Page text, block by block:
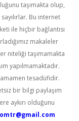
taşımakta olup,
Bu internet
ile hiçbir bağlantısı
makaleler
niteliği taşımamakta
yapılmamaktadır.
tesadüfidir.
bir bilgi paylaşım
aykırı olduğunu